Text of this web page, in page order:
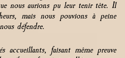
nous aurions pu leur tenir tête. Il
mais nous pouvions à peine
défendre.
accueillants, faisant même preuve